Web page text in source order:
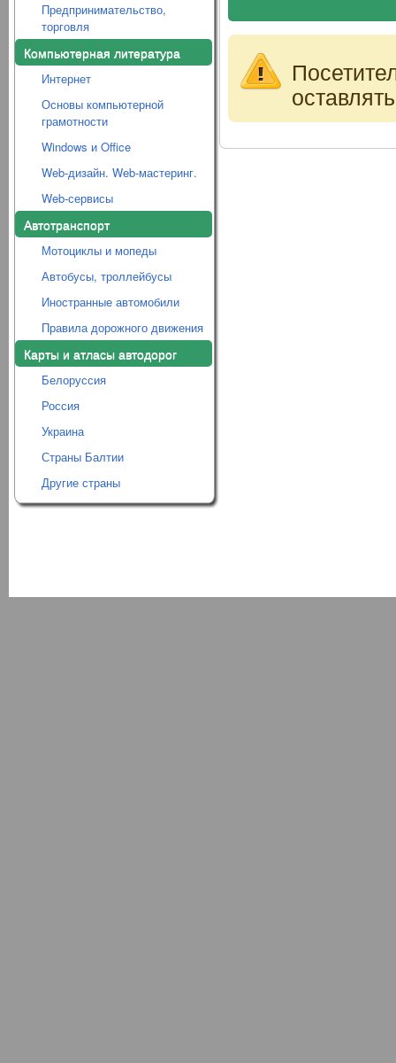
Предпринимательство,
торговля
Компьютерная литература
Интернет
Основы компьютерной
грамотности
Windows и Office
Web-дизайн. Web-мастеринг.
Web-сервисы
Автотранспорт
Мотоциклы и мопеды
Автобусы, троллейбусы
Иностранные автомобили
Правила дорожного движения
Карты и атласы автодорог
Белоруссия
Россия
Украина
Страны Балтии
Другие страны